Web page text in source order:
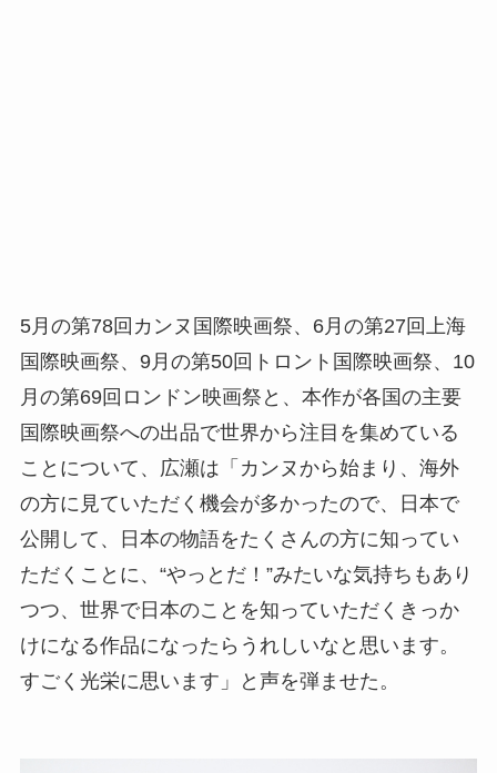
5月の第78回カンヌ国際映画祭、6月の第27回上海
国際映画祭、9月の第50回トロント国際映画祭、10
月の第69回ロンドン映画祭と、本作が各国の主要
国際映画祭への出品で世界から注目を集めている
ことについて、広瀬は「カンヌから始まり、海外
の方に見ていただく機会が多かったので、日本で
公開して、日本の物語をたくさんの方に知ってい
ただくことに、“やっとだ！”みたいな気持ちもあり
つつ、世界で日本のことを知っていただくきっか
けになる作品になったらうれしいなと思います。
すごく光栄に思います」と声を弾ませた。